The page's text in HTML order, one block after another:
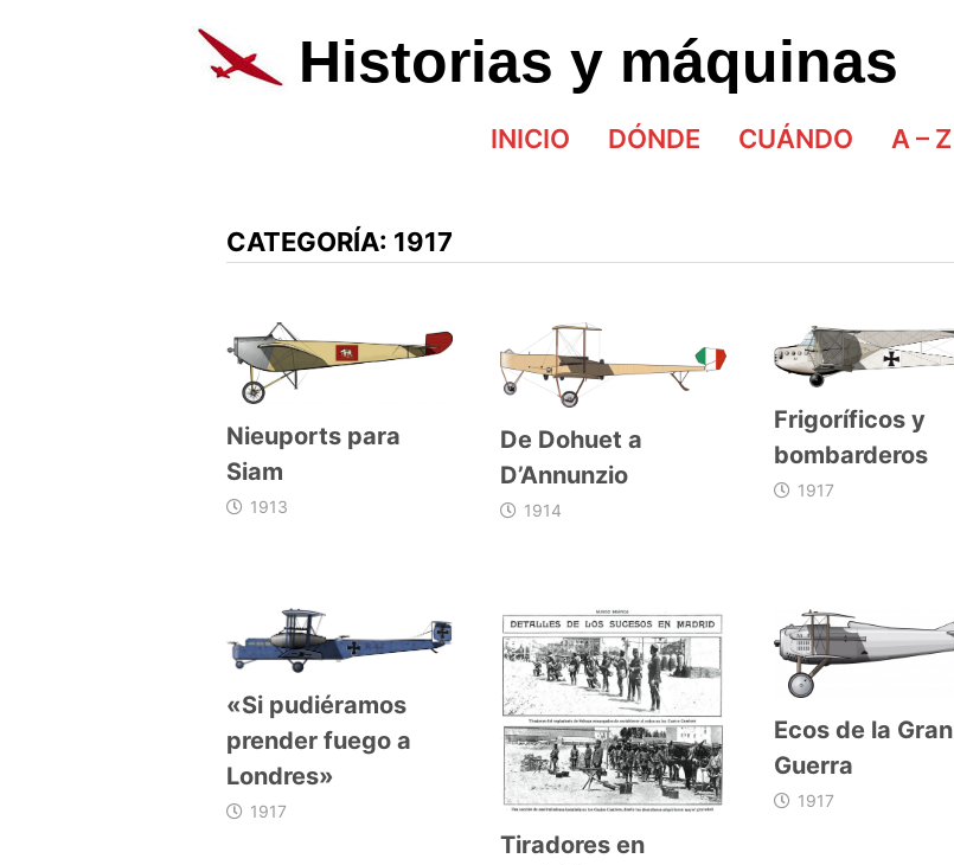
al
contenidoHistorias y máquinas
INICIO DÓNDE CUÁNDO A – Z
CATEGORÍA: 1917
Nieuports para
Siam
1913
De Dohuet a
D’Annunzio
1914
Frigoríficos y
bombarderos
1917
«Si pudiéramos
prender fuego a
Londres»
1917
Tiradores en
Ecos de la Gran
Guerra
1917